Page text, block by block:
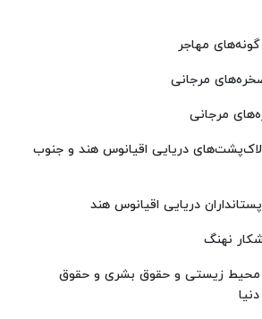
مهاجر
مرجانی
مرجانی
لاک‌پشت‌های دریایی اقیانوس هند و جنوب
دریایی اقیانوس هند
نهنگ
محیط زیستی و حقوق بشری و حقوق